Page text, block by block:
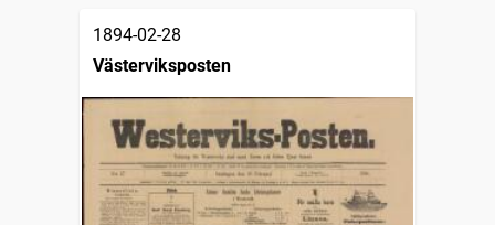
1894-02-28
Västerviksposten